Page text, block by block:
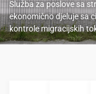
Služba za poslove sa
ekonomično djeluje sa
kontrole migracijskih